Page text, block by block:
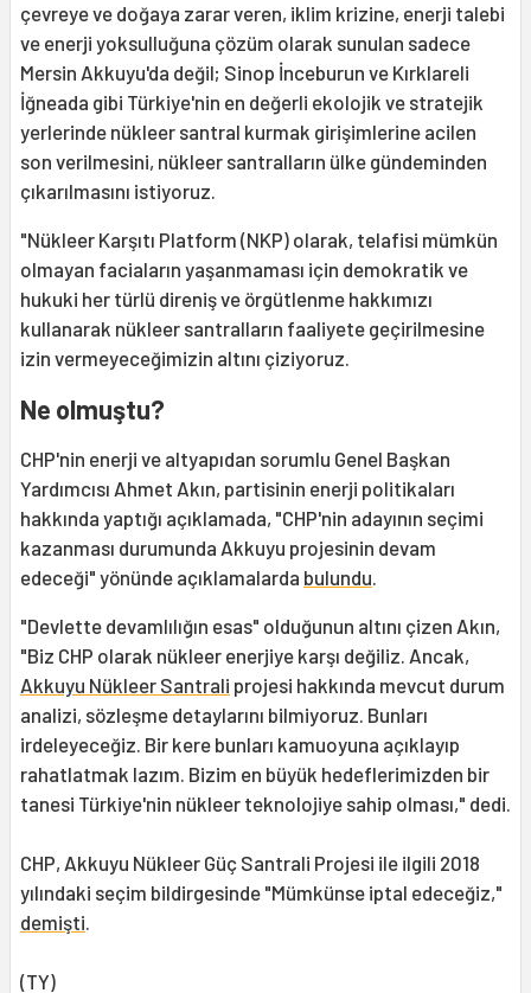
çevreye ve doğaya zarar veren, iklim krizine, enerji talebi
ve enerji yoksulluğuna çözüm olarak sunulan sadece
Mersin Akkuyu'da değil; Sinop İnceburun ve Kırklareli
İğneada gibi Türkiye'nin en değerli ekolojik ve stratejik
yerlerinde nükleer santral kurmak girişimlerine acilen
son verilmesini, nükleer santralların ülke gündeminden
çıkarılmasını istiyoruz.
"Nükleer Karşıtı Platform (NKP) olarak, telafisi mümkün
olmayan faciaların yaşanmaması için demokratik ve
hukuki her türlü direniş ve örgütlenme hakkımızı
kullanarak nükleer santralların faaliyete geçirilmesine
izin vermeyeceğimizin altını çiziyoruz.
Ne olmuştu?
CHP'nin enerji ve altyapıdan sorumlu Genel Başkan
Yardımcısı Ahmet Akın, partisinin enerji politikaları
hakkında yaptığı açıklamada, "CHP'nin adayının seçimi
kazanması durumunda Akkuyu projesinin devam
edeceği" yönünde açıklamalarda bulundu.
"Devlette devamlılığın esas" olduğunun altını çizen Akın,
"Biz CHP olarak nükleer enerjiye karşı değiliz. Ancak,
Akkuyu Nükleer Santrali projesi hakkında mevcut durum
analizi, sözleşme detaylarını bilmiyoruz. Bunları
irdeleyeceğiz. Bir kere bunları kamuoyuna açıklayıp
rahatlatmak lazım. Bizim en büyük hedeflerimizden bir
tanesi Türkiye'nin nükleer teknolojiye sahip olması," dedi.
CHP, Akkuyu Nükleer Güç Santrali Projesi ile ilgili 2018
yılındaki seçim bildirgesinde "Mümkünse iptal edeceğiz,"
demişti.
(TY)